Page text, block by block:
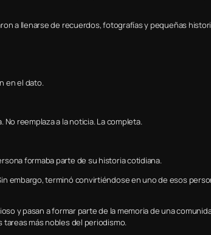
a llenarse de recuerdos, fotografías y pequeñas
en el dato.
No reemplaza a la noticia. La completa.
formaba parte de su historia cotidiana.
embargo, terminó convirtiéndose en uno de esos
y pasan a formar parte de la memoria de una
más nobles del periodismo.